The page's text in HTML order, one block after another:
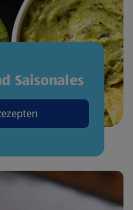
Saisonales